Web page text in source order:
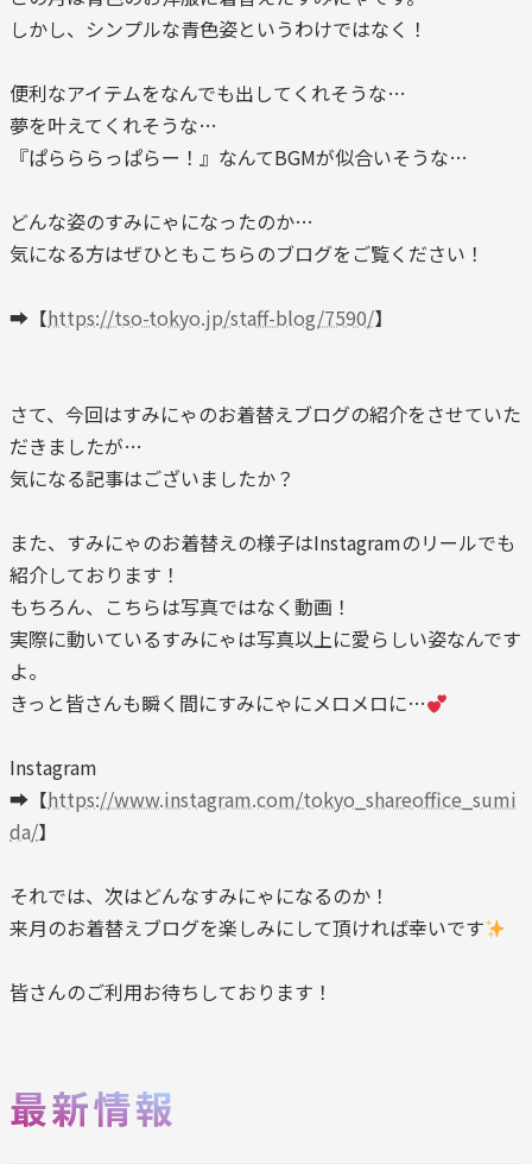
しかし、シンプルな青色姿というわけではなく！
便利なアイテムをなんでも出してくれそうな…
夢を叶えてくれそうな…
『ぱらららっぱらー！』なんてBGMが似合いそうな…
どんな姿のすみにゃになったのか…
気になる方はぜひともこちらのブログをご覧ください！
➡【https://tso-tokyo.jp/staff-blog/7590/】
さて、今回はすみにゃのお着替えブログの紹介をさせていた
だきましたが…
気になる記事はございましたか？
また、すみにゃのお着替えの様子はInstagramのリールでも
紹介しております！
もちろん、こちらは写真ではなく動画！
実際に動いているすみにゃは写真以上に愛らしい姿なんです
よ。
きっと皆さんも瞬く間にすみにゃにメロメロに…
Instagram
➡【https://www.instagram.com/tokyo_shareoffice_sumi
da/】
それでは、次はどんなすみにゃになるのか！
来月のお着替えブログを楽しみにして頂ければ幸いです
皆さんのご利用お待ちしております！